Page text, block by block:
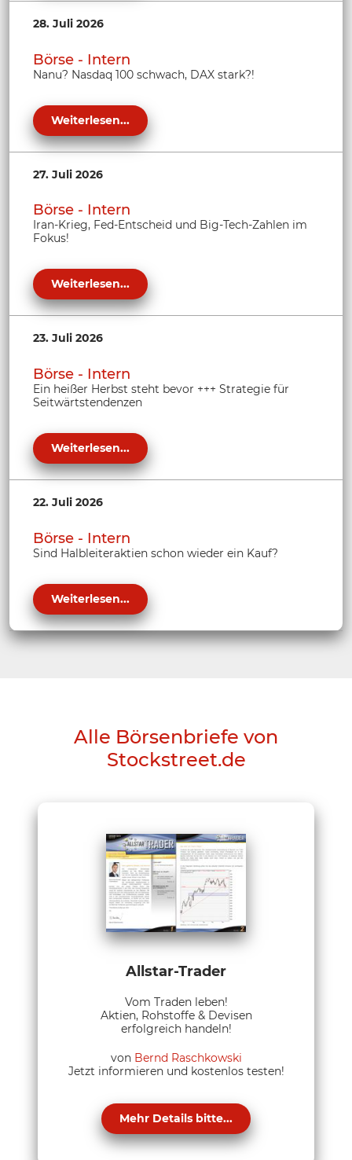
28. Juli 2026
Börse - Intern
Nanu? Nasdaq 100 schwach, DAX stark?!
Weiterlesen...
27. Juli 2026
Börse - Intern
Iran-Krieg, Fed-Entscheid und Big-Tech-Zahlen im
Fokus!
Weiterlesen...
23. Juli 2026
Börse - Intern
Ein heißer Herbst steht bevor +++ Strategie für
Seitwärtstendenzen
Weiterlesen...
22. Juli 2026
Börse - Intern
Sind Halbleiteraktien schon wieder ein Kauf?
Weiterlesen...
Alle Börsenbriefe von
Stockstreet.de
Allstar-Trader
Vom Traden leben!
Aktien, Rohstoffe & Devisen
erfolgreich handeln!
von Bernd Raschkowski
Jetzt informieren und kostenlos testen!
Mehr Details bitte...